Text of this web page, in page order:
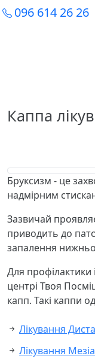
096 614 26 26
Каппа
Бруксизм - це
надмірним
Зазвичай
приводить до
запалення
Для профілактики
центрі Твоя
капп. Такі каппи
Лікування
Лікування